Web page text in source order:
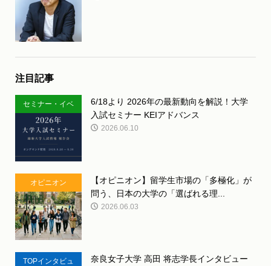
注目記事
セミナー・イベ
ント
6/18より 2026年の最新動向を解説！大学
入試セミナー KEIアドバンス
2026.06.10
オピニオン
【オピニオン】留学生市場の「多極化」が
問う、日本の大学の「選ばれる理...
2026.06.03
TOPインタビュ
奈良女子大学 高田 将志学長インタビュー